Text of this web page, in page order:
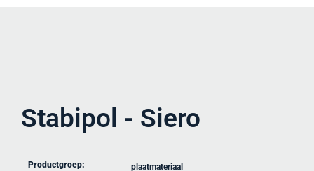
Stabipol - Siero
Productgroep: plaatmateriaal